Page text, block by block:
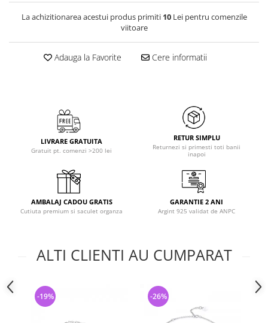
La achizitionarea acestui produs primiti 10Lei pentru comenzile
viitoare
Adauga la Favorite Cere informatii
LIVRARE GRATUITA
Gratuit pt. comenzi >200 lei
RETUR SIMPLU
Returnezi si primesti toti banii
inapoi
AMBALAJ CADOU GRATIS
Cutiuta premium si saculet organza
GARANTIE 2 ANI
Argint 925 validat de ANPC
ALTI CLIENTI AU CUMPARAT
-19% -26%